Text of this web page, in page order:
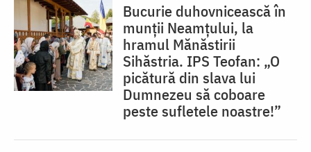
Bucurie duhovnicească în
munții Neamțului, la
hramul Mănăstirii
Sihăstria. IPS Teofan: „O
picătură din slava lui
Dumnezeu să coboare
peste sufletele noastre!”